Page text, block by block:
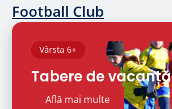
Football Club
Vârsta 6+
Tabere de vacanță
Află mai multe